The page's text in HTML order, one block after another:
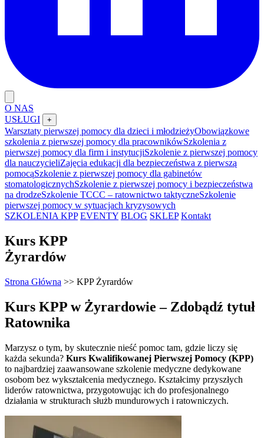
O NAS
USŁUGI
+
Warsztaty pierwszej pomocy dla dzieci i młodzieżyObowiązkowe
szkolenia z pierwszej pomocy dla pracownikówSzkolenia z
pierwszej pomocy dla firm i instytucjiSzkolenie z pierwszej pomocy
dla nauczycieliZajęcia edukacji dla bezpieczeństwa z pierwszą
pomocąSzkolenie z pierwszej pomocy dla gabinetów
stomatologicznychSzkolenie z pierwszej pomocy i bezpieczeństwa
na drodzeSzkolenie TCCC – ratownictwo taktyczneSzkolenie
pierwszej pomocy w sytuacjach kryzysowych
SZKOLENIA KPP EVENTY BLOG SKLEP Kontakt
Kurs KPP
Żyrardów
Strona Główna >> KPP Żyrardów
Kurs KPP w Żyrardowie – Zdobądź tytuł
Ratownika
Marzysz o tym, by skutecznie nieść pomoc tam, gdzie liczy się
każda sekunda? Kurs Kwalifikowanej Pierwszej Pomocy (KPP)
to najbardziej zaawansowane szkolenie medyczne dedykowane
osobom bez wykształcenia medycznego. Kształcimy przyszłych
liderów ratownictwa, przygotowując ich do profesjonalnego
działania w strukturach służb mundurowych i ratowniczych.